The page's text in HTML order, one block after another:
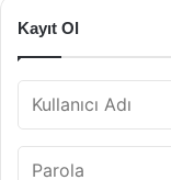
Kayıt Ol